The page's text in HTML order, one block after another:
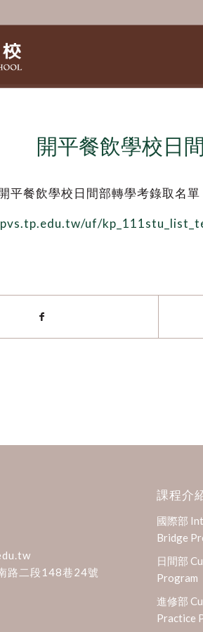
開平餐飲學校日
平餐飲學校日間部轉學考錄取名單
uf/
路二段148巷24號
課程介
國際部
Bridge
日間部
Program
進修部
Practice